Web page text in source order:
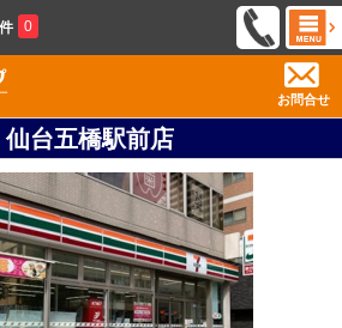
0
お問合せ
台五橋駅前店